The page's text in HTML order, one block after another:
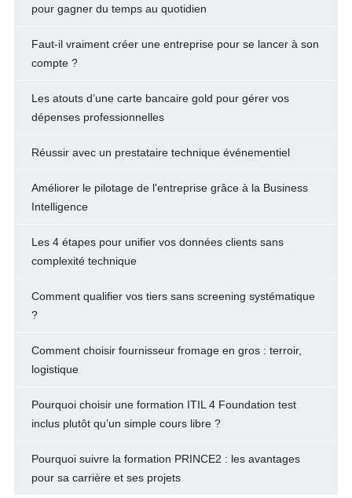
pour gagner du temps au quotidien
Faut-il vraiment créer une entreprise pour se lancer à son
compte ?
Les atouts d’une carte bancaire gold pour gérer vos
dépenses professionnelles
Réussir avec un prestataire technique événementiel
Améliorer le pilotage de l'entreprise grâce à la Business
Intelligence
Les 4 étapes pour unifier vos données clients sans
complexité technique
Comment qualifier vos tiers sans screening systématique
?
Comment choisir fournisseur fromage en gros : terroir,
logistique
Pourquoi choisir une formation ITIL 4 Foundation test
inclus plutôt qu’un simple cours libre ?
Pourquoi suivre la formation PRINCE2 : les avantages
pour sa carrière et ses projets